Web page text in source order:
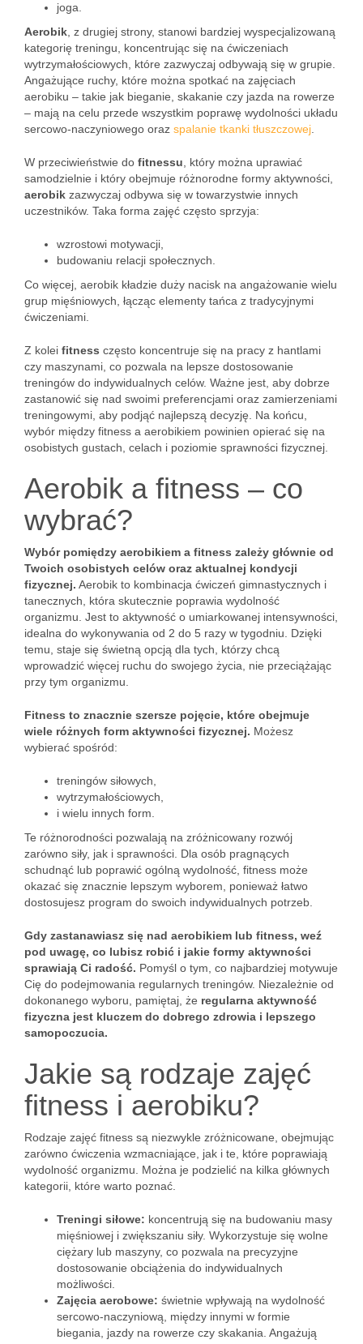
joga.
Aerobik , z drugiej strony, stanowi bardziej wyspecjalizowaną
kategorię treningu, koncentrując się na ćwiczeniach
wytrzymałościowych, które zazwyczaj odbywają się w grupie.
Angażujące ruchy, które można spotkać na zajęciach
aerobiku – takie jak bieganie, skakanie czy jazda na rowerze
– mają na celu przede wszystkim poprawę wydolności układu
sercowo-naczyniowego oraz spalanie tkanki tłuszczowej
W przeciwieństwie do fitnessu , który można uprawiać
samodzielnie i który obejmuje różnorodne formy aktywności,
aerobik zazwyczaj odbywa się w towarzystwie innych
uczestników. Taka forma zajęć często sprzyja:
wzrostowi motywacji,
budowaniu relacji społecznych.
Co więcej, aerobik kładzie duży nacisk na angażowanie wielu
grup mięśniowych, łącząc elementy tańca z tradycyjnymi
ćwiczeniami.
Z kolei fitness często koncentruje się na pracy z hantlami
czy maszynami, co pozwala na lepsze dostosowanie
treningów do indywidualnych celów. Ważne jest, aby dobrze
zastanowić się nad swoimi preferencjami oraz zamierzeniami
treningowymi, aby podjąć najlepszą decyzję. Na końcu,
wybór między fitness a aerobikiem powinien opierać się na
osobistych gustach, celach i poziomie sprawności fizycznej.
Aerobik a fitness – co
wybrać?
Wybór pomiędzy aerobikiem a fitness zależy głównie od
Twoich osobistych celów oraz aktualnej kondycji
fizycznej. Aerobik to kombinacja ćwiczeń gimnastycznych i
tanecznych, która skutecznie poprawia wydolność
organizmu. Jest to aktywność o umiarkowanej intensywności,
idealna do wykonywania od 2 do 5 razy w tygodniu. Dzięki
temu, staje się świetną opcją dla tych, którzy chcą
wprowadzić więcej ruchu do swojego życia, nie przeciążając
przy tym organizmu.
Fitness to znacznie szersze pojęcie, które obejmuje
wiele różnych form aktywności fizycznej. Możesz
wybierać spośród:
treningów siłowych,
wytrzymałościowych,
i wielu innych form.
Te różnorodności pozwalają na zróżnicowany rozwój
zarówno siły, jak i sprawności. Dla osób pragnących
schudnąć lub poprawić ogólną wydolność, fitness może
okazać się znacznie lepszym wyborem, ponieważ łatwo
dostosujesz program do swoich indywidualnych potrzeb.
Gdy zastanawiasz się nad aerobikiem lub fitness, weź
pod uwagę, co lubisz robić i jakie formy aktywności
sprawiają Ci radość. Pomyśl o tym, co najbardziej motywuje
Cię do podejmowania regularnych treningów. Niezależnie od
dokonanego wyboru, pamiętaj, że regularna aktywność
fizyczna jest kluczem do dobrego zdrowia i lepszego
samopoczucia.
Jakie są rodzaje zajęć
fitness i aerobiku?
Rodzaje zajęć fitness są niezwykle zróżnicowane, obejmując
zarówno ćwiczenia wzmacniające, jak i te, które poprawiają
wydolność organizmu. Można je podzielić na kilka głównych
kategorii, które warto poznać.
Treningi siłowe: koncentrują się na budowaniu masy
mięśniowej i zwiększaniu siły. Wykorzystuje się wolne
ciężary lub maszyny, co pozwala na precyzyjne
dostosowanie obciążenia do indywidualnych
możliwości.
Zajęcia aerobowe: świetnie wpływają na wydolność
sercowo-naczyniową, między innymi w formie
biegania, jazdy na rowerze czy skakania. Angażują